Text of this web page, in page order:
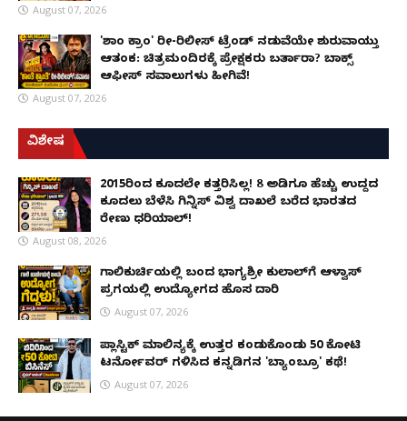
August 07, 2026
'ಶಾಂತಿ ಕ್ರಾಂತಿ' ರೀ-ರಿಲೀಸ್ ಟ್ರೆಂಡ್ ನಡುವೆಯೇ ಶುರುವಾಯ್ತು
ಆತಂಕ: ಚಿತ್ರಮಂದಿರಕ್ಕೆ ಪ್ರೇಕ್ಷಕರು ಬರ್ತಾರಾ? ಬಾಕ್ಸ್
ಆಫೀಸ್ ಸವಾಲುಗಳು ಹೀಗಿವೆ!
August 07, 2026
ವಿಶೇಷ
2015ರಿಂದ ಕೂದಲೇ ಕತ್ತರಿಸಿಲ್ಲ! 8 ಅಡಿಗೂ ಹೆಚ್ಚು ಉದ್ದದ
ಕೂದಲು ಬೆಳೆಸಿ ಗಿನ್ನಿಸ್ ವಿಶ್ವ ದಾಖಲೆ ಬರೆದ ಭಾರತದ
ರೇಣು ಧರಿಯಾಲ್!
August 08, 2026
ಗಾಲಿಕುರ್ಚಿಯಲ್ಲಿ ಬಂದ ಭಾಗ್ಯಶ್ರೀ ಕುಲಾಲ್‌ಗೆ ಆಳ್ವಾಸ್
ಪ್ರಗತಿಯಲ್ಲಿ ಉದ್ಯೋಗದ ಹೊಸ ದಾರಿ
August 07, 2026
ಪ್ಲಾಸ್ಟಿಕ್ ಮಾಲಿನ್ಯಕ್ಕೆ ಉತ್ತರ ಕಂಡುಕೊಂಡು ₹50 ಕೋಟಿ
ಟರ್ನೋವರ್ ಗಳಿಸಿದ ಕನ್ನಡಿಗನ 'ಬ್ಯಾಂಬ್ರೂ' ಕಥೆ!
August 07, 2026